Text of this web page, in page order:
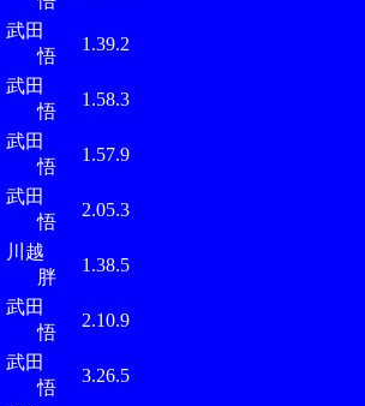
武田
悟
1.39.2
武田
悟
1.58.3
武田
悟
1.57.9
武田
悟
2.05.3
川越
胖
1.38.5
武田
悟
2.10.9
武田
悟
3.26.5